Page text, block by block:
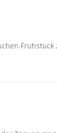
Frühstück